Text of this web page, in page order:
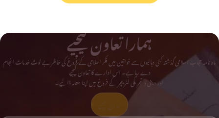
ہمارا تعاون کیجیے
ماہ نامہ حجاب اسلامی گذشتہ کئی دہائیوں سے خواتین میں فکر اسلامی کے فروغ کی خاطر بے لوث خدمات انجام
دے رہا ہے۔ اس ادارے کا تعاون کیجیے
اور دینی و تحریکی لٹریچر کے فروغ میں اپنا حصہ ڈالیے۔